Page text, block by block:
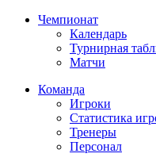
Чемпионат
Календарь
Турнирная
Матчи
Команда
Игроки
Статистика
Тренеры
Персонал